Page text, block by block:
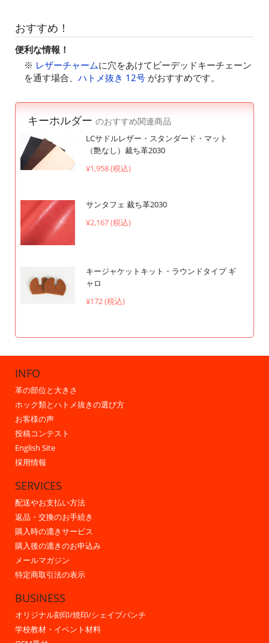
おすすめ！
便利な情報！
※ レザーチャームに穴をあけてビーデッドキーチェーン
を通す場合、 ハトメ抜き 12号 がおすすめです。
キーホルダー のおすすめ関連商品
LCサドルレザー・スタンダード・マット
（艶なし）裁ち革2030
¥1,958 (税込)
サンタフェ 裁ち革2030
¥2,167 (税込)
キージャケットキット・ラウンドタイプ ギ
ャロ
¥172 (税込)
INFO
革の部位と大きさ
ホック類とハトメ抜きの選び方
お客様の声
投稿コンテスト
English Site
採用情報
SERVICES
配送やお支払い方法
返品・交換のお手続き
購入時の漉きサービス
購入後の漉きのお申込み
メールマガジン
特定商取引法の表示
BUSINESS
オリジナル刻印/焼印/シェイプパンチ
学校教材・イベント材料